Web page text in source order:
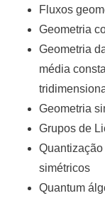
Fluxos
Geometria
Geometria
média
Geometria
Grupos de
simétricos
Quantum